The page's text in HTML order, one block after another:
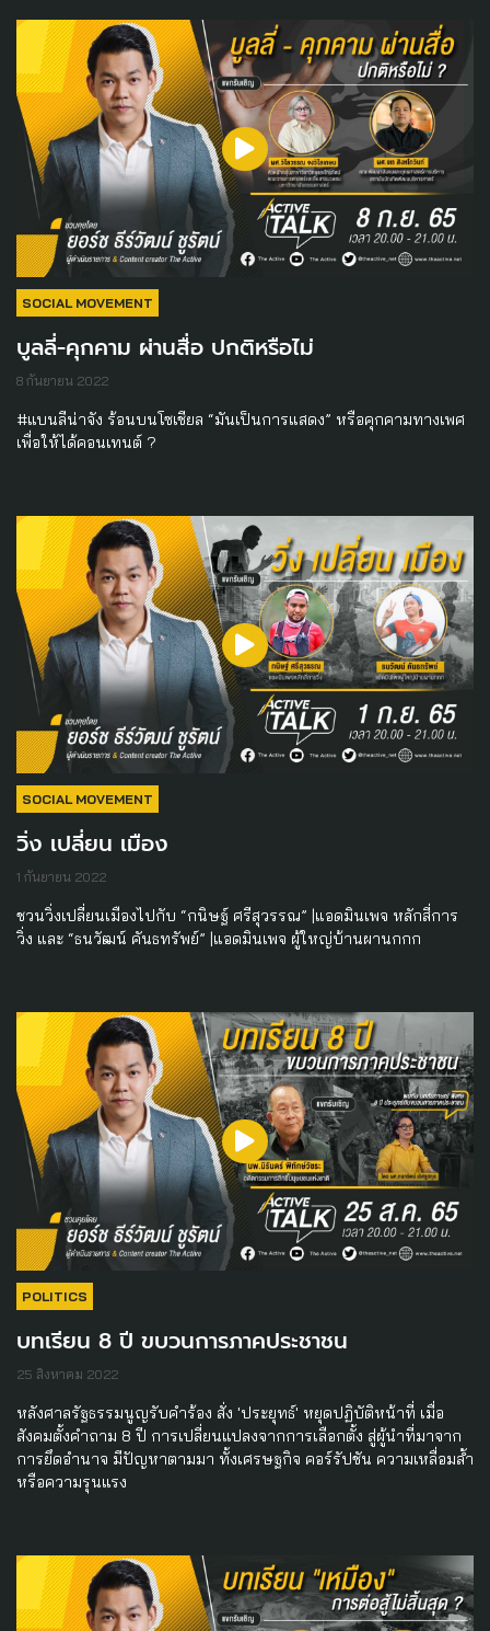
SOCIAL MOVEMENT
บูลลี่-คุกคาม ผ่านสื่อ ปกติหรือไม่
8 กันยายน 2022
#แบนลีน่าจัง ร้อนบนโซเชียล “มันเป็นการแสดง” หรือคุกคามทางเพศ
เพื่อให้ได้คอนเทนต์ ?
SOCIAL MOVEMENT
วิ่ง เปลี่ยน เมือง
1 กันยายน 2022
ชวนวิ่งเปลี่ยนเมืองไปกับ “กนิษฐ์ ศรีสุวรรณ” |แอดมินเพจ หลักสี่การ
วิ่ง และ “ธนวัฒน์ คันธทรัพย์” |แอดมินเพจ ผู้ใหญ่บ้านผานกกก
POLITICS
บทเรียน 8 ปี ขบวนการภาคประชาชน
25 สิงหาคม 2022
หลังศาลรัฐธรรมนูญรับคำร้อง สั่ง 'ประยุทธ์' หยุดปฏิบัติหน้าที่ เมื่อ
สังคมตั้งคำถาม 8 ปี การเปลี่ยนแปลงจากการเลือกตั้ง สู่ผู้นำที่มาจาก
การยึดอำนาจ มีปัญหาตามมา ทั้งเศรษฐกิจ คอร์รัปชัน ความเหลื่อมล้ำ
หรือความรุนแรง